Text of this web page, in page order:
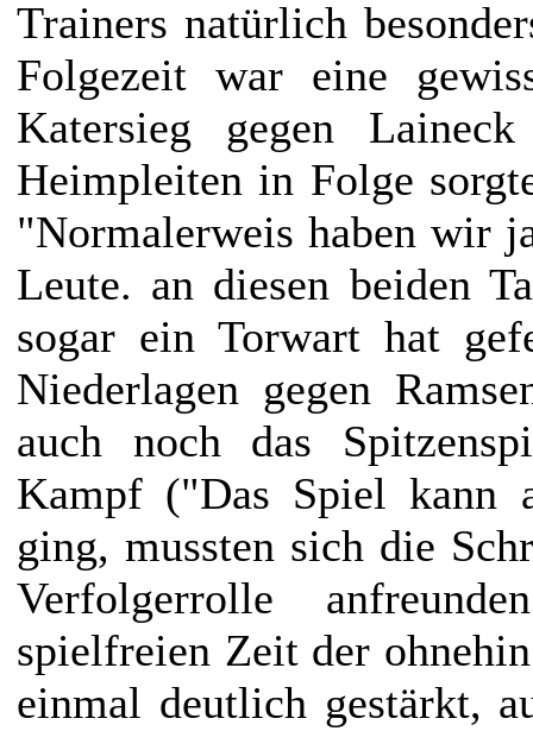
Trainers natürlich
Folgezeit war eine
Katersieg gegen
Heimpleiten in Folge
"Normalerweis haben wir
Leute. an diesen beiden
sogar ein Torwart hat
Niederlagen gegen
auch noch das
Kampf ("Das Spiel kann
ging, mussten sich die
Verfolgerrolle
spielfreien Zeit der
einmal deutlich gestärkt,